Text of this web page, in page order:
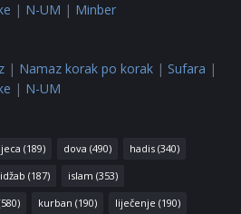
| N-UM | Minber
| Namaz korak po korak | Sufara |
| N-UM
(189) dova (490) hadis (340)
(187) islam (353)
kurban (190) liječenje (190)